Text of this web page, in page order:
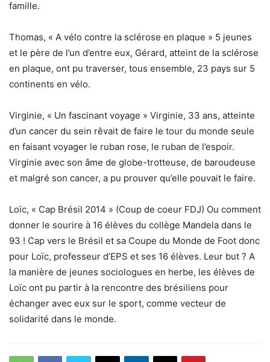
famille.
Thomas, « A vélo contre la sclérose en plaque » 5 jeunes
et le père de l’un d’entre eux, Gérard, atteint de la sclérose
en plaque, ont pu traverser, tous ensemble, 23 pays sur 5
continents en vélo.
Virginie, « Un fascinant voyage » Virginie, 33 ans, atteinte
d’un cancer du sein rêvait de faire le tour du monde seule
en faisant voyager le ruban rose, le ruban de l’espoir.
Virginie avec son âme de globe-trotteuse, de baroudeuse
et malgré son cancer, a pu prouver qu’elle pouvait le faire.
Loïc, « Cap Brésil 2014 » (Coup de coeur FDJ) Ou comment
donner le sourire à 16 élèves du collège Mandela dans le
93 ! Cap vers le Brésil et sa Coupe du Monde de Foot donc
pour Loïc, professeur d’EPS et ses 16 élèves. Leur but ? A
la manière de jeunes sociologues en herbe, les élèves de
Loïc ont pu partir à la rencontre des brésiliens pour
échanger avec eux sur le sport, comme vecteur de
solidarité dans le monde.